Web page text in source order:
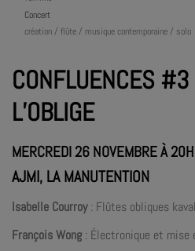
Concert
création / flûte / musique contemporaine / solo
CONFLUENCES
L’OBLIGE
MERCREDI 26 NOVEMBRE À
AJMI, LA MANUTENTION
Isabelle Courroy: Flûtes obliques
François Wong : Électronique et mise